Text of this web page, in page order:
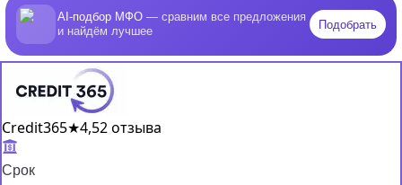
AI-подбор МФО — сравним все предложения
и найдём лучшее
Подобрать
Credit365★4,52 отзыва
Срок